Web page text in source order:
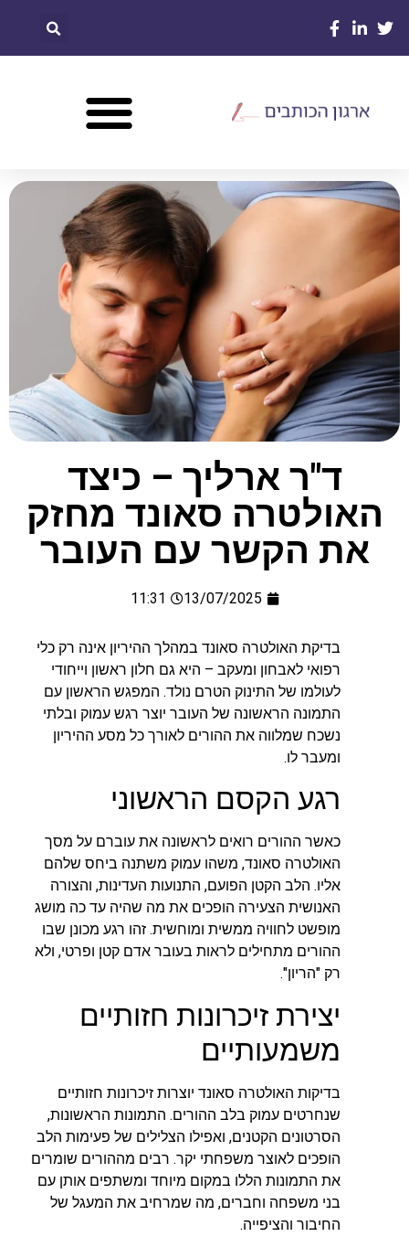
ד"ר ארליך – כיצד
האולטרה סאונד מחזק
את הקשר עם העובר
13/07/2025
11:31
בדיקת האולטרה סאונד במהלך ההיריון אינה רק כלי
רפואי לאבחון ומעקב – היא גם חלון ראשון וייחודי
לעולמו של התינוק הטרם נולד. המפגש הראשון עם
התמונה הראשונה של העובר יוצר רגש עמוק ובלתי
נשכח שמלווה את ההורים לאורך כל מסע ההיריון
ומעבר לו.
רגע הקסם הראשוני
כאשר ההורים רואים לראשונה את עוברם על מסך
האולטרה סאונד, משהו עמוק משתנה ביחס שלהם
אליו. הלב הקטן הפועם, התנועות העדינות, והצורה
האנושית הצעירה הופכים את מה שהיה עד כה מושג
מופשט לחוויה ממשית ומוחשית. זהו רגע מכונן שבו
ההורים מתחילים לראות בעובר אדם קטן ופרטי, ולא
רק "הריון".
יצירת זיכרונות חזותיים
משמעותיים
בדיקות האולטרה סאונד יוצרות זיכרונות חזותיים
שנחרטים עמוק בלב ההורים. התמונות הראשונות,
הסרטונים הקטנים, ואפילו הצלילים של פעימות הלב
הופכים לאוצר משפחתי יקר. רבים מההורים שומרים
את התמונות הללו במקום מיוחד ומשתפים אותן עם
בני משפחה וחברים, מה שמרחיב את המעגל של
החיבור והציפייה.